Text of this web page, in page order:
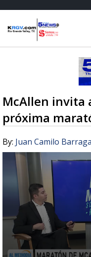
McAllen invita
próxima
By: Juan Camilo